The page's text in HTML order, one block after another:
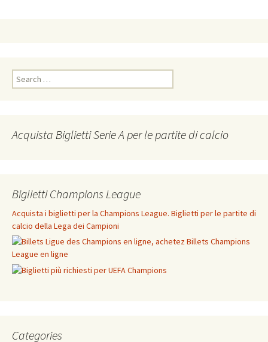
Search
for:
Acquista Biglietti Serie A per le partite di calcio
Biglietti Champions League
Acquista i biglietti per la Champions League. Biglietti per le partite di
calcio della Lega dei Campioni
Categories